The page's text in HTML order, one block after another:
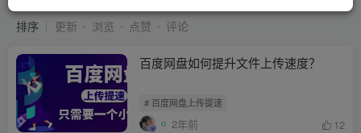
排序 更新 浏览 点赞 评论
百度网盘如何提升文件上传速度？
# 百度网盘上传提速
2年前 12